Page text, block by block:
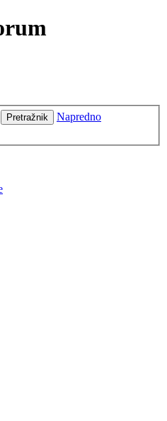
Pretražnik
Napredno